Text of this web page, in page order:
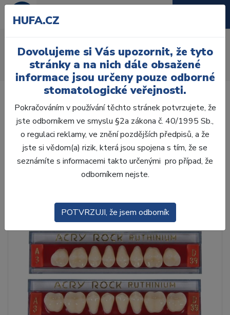
Úvod Zuby
AcryRock
AcryRock frontální H 6 ks S47, B1
HUFA.CZ
Dovolujeme si Vás upozornit, že tyto
stránky a na nich dále obsažené
informace jsou určeny pouze odborné
stomatologické veřejnosti.
Pokračováním v používání těchto stránek potvrzujete, že
jste odborníkem ve smyslu §2a zákona č. 40/1995 Sb.,
o regulaci reklamy, ve znění pozdějších předpisů, a že
jste si vědom(a) rizik, která jsou spojena s tím, že se
seznámíte s informacemi takto určenými pro případ, že
odborníkem nejste.
POTVRZUJI, že jsem odborník